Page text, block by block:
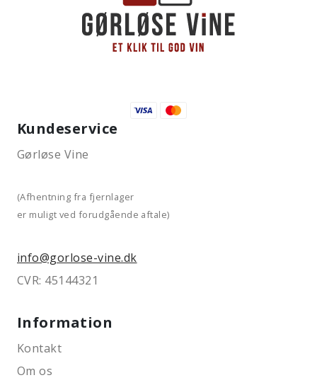
Kundeservice
Gørløse Vine
(Afhentning fra fjernlager
er muligt ved forudgående aftale)
info@gorlose-vine.dk
CVR: 45144321
Information
Kontakt
Om os